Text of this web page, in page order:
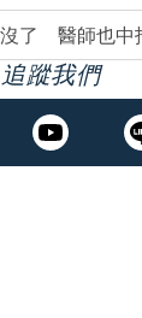
了 醫師也中
追蹤我們